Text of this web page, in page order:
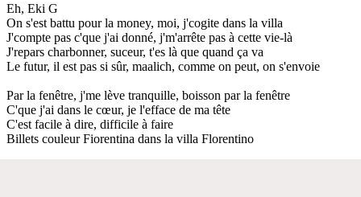
Eh, Eki G
On s'est battu pour la money, moi, j'cogite dans la villa
J'compte pas c'que j'ai donné, j'm'arrête pas à cette vie-là
J'repars charbonner, suceur, t'es là que quand ça va
Le futur, il est pas si sûr, maalich, comme on peut, on s'envoie
Par la fenêtre, j'me lève tranquille, boisson par la fenêtre
C'que j'ai dans le cœur, je l'efface de ma tête
C'est facile à dire, difficile à faire
Billets couleur Fiorentina dans la villa Florentino